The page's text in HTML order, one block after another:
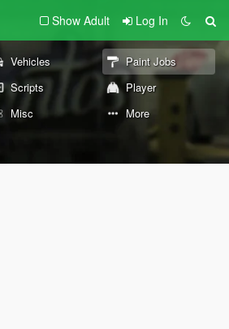
Show Adult Log In
Vehicles
Paint Jobs
Scripts
Player
Misc More